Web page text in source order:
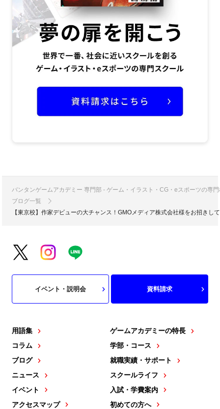
バンタンゲームアカデミー 専門部 - ゲーム・イラスト・CG・eスポーツの専
ブログ一覧
【東京校】作家デビューの大チャンス！GMOメディア株式会社様をお招き
用語集
コラム
ブログ
ニュース
イベント
アクセスマップ
ゲームアカデミーの特長
学部・コース
就職実績・サポート
スクールライフ
入試・学費案内
初めての方へ
イベント・説明会 資料請求